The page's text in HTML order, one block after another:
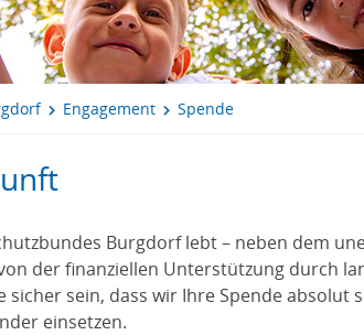
Engagement Spende
Burgdorf lebt – neben dem
der finanziellen Unterstützung durch
sicher sein, dass wir Ihre Spende
einsetzen.